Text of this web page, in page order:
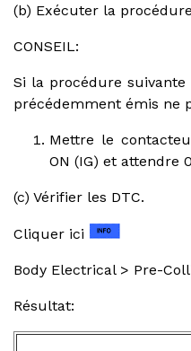
(b) Exécuter la
CONSEIL:
Si la procédure suivante
précédemment émis ne
Mettre le
ON (IG) et attendre
(c) Vérifier les DTC.
Cliquer ici
Body Electrical > Pre-
Résultat: